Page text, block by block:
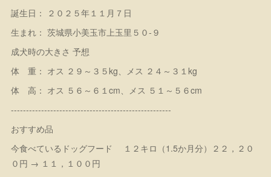
誕生日： ２０２５年１１月７日
生まれ： 茨城県小美玉市上玉里５０-９
成犬時の大きさ 予想
体 重： オス ２９～３５kg、メス ２４～３１kg
体 高： オス ５６～６１cm、メス ５１～５６cm
-----------------------------------------------------
おすすめ品
今食べているドッグフード １２キロ（1.5か月分）２２，２０
０円 → １１，１００円